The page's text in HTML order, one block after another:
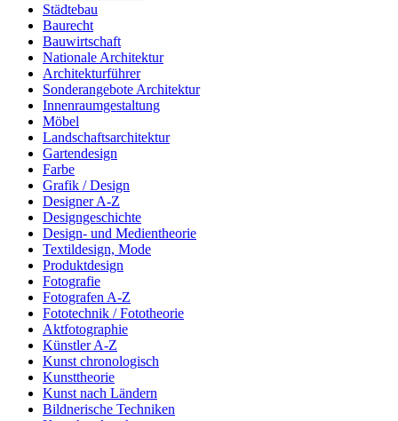
Städtebau
Baurecht
Bauwirtschaft
Nationale Architektur
Architekturführer
Sonderangebote Architektur
Innenraumgestaltung
Möbel
Landschaftsarchitektur
Gartendesign
Farbe
Grafik / Design
Designer A-Z
Designgeschichte
Design- und Medientheorie
Textildesign, Mode
Produktdesign
Fotografie
Fotografen A-Z
Fototechnik / Fototheorie
Aktfotographie
Künstler A-Z
Kunst chronologisch
Kunsttheorie
Kunst nach Ländern
Bildnerische Techniken